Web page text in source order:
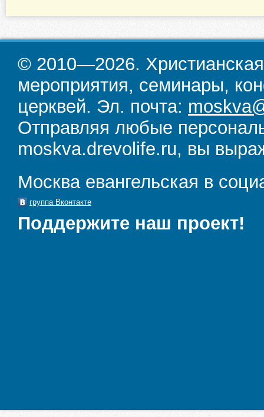
© 2010—2026.
мероприятия, семинары,
церквей. Эл. почта:
Отправляя любые
moskva.drevolife.ru, вы
Москва евангельская в
группа Вконтакте
Поддержите наш проект!